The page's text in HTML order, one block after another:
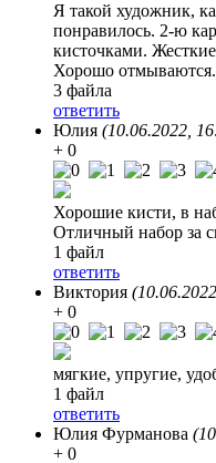
Я такой художник,
понравилось. 2-ю
кисточками.
Хорошо
3 файла
ответить
Юлия (10.06.2022,
+ 0
Хорошие кисти, в
Отличный набор за
1 файл
ответить
Виктория
+ 0
мягкие, упругие,
1 файл
ответить
Юлия Фурманова
+ 0